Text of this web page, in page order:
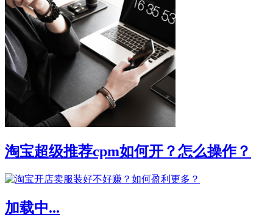
淘宝超级推荐cpm如何开？怎么操作？
加载中...